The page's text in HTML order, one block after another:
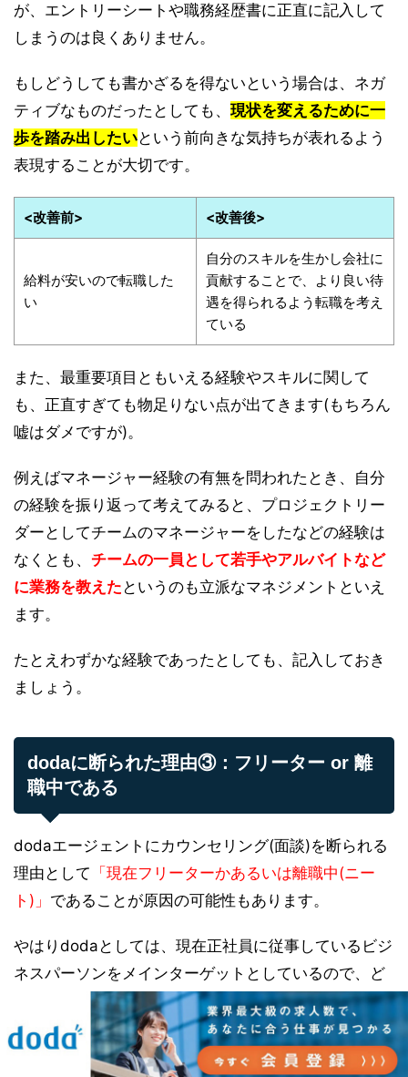
が、エントリーシートや職務経歴書に正直に記入して
しまうのは良くありません。
もしどうしても書かざるを得ないという場合は、ネガ
ティブなものだったとしても、 現状を変えるために一
歩を踏み出したいという前向きな気持ちが表れるよう
表現することが大切です。
<改善前> <改善後>
給料が安いので転職した
い
自分のスキルを生かし会社に
貢献することで、より良い待
遇を得られるよう転職を考え
ている
また、最重要項目ともいえる経験やスキルに関して
も、正直すぎても物足りない点が出てきます(もちろん
嘘はダメですが)。
例えばマネージャー経験の有無を問われたとき、自分
の経験を振り返って考えてみると、プロジェクトリー
ダーとしてチームのマネージャーをしたなどの経験は
なくとも、 チームの一員として若手やアルバイトなど
に業務を教えた というのも立派なマネジメントといえ
ます。
たとえわずかな経験であったとしても、記入しておき
ましょう。
dodaに断られた理由③：フリーター or 離
職中である
dodaエージェントにカウンセリング(面談)を断られる
理由として 「現在フリーターかあるいは離職中(ニー
ト)」 であることが原因の可能性もあります。
やはりdodaとしては、現在正社員に従事しているビジ
ネスパーソンをメインターゲットとしているので、ど
うしてもフリーターや離職中の方は優先順位が低くな
ってしまう傾向にあるんですね。